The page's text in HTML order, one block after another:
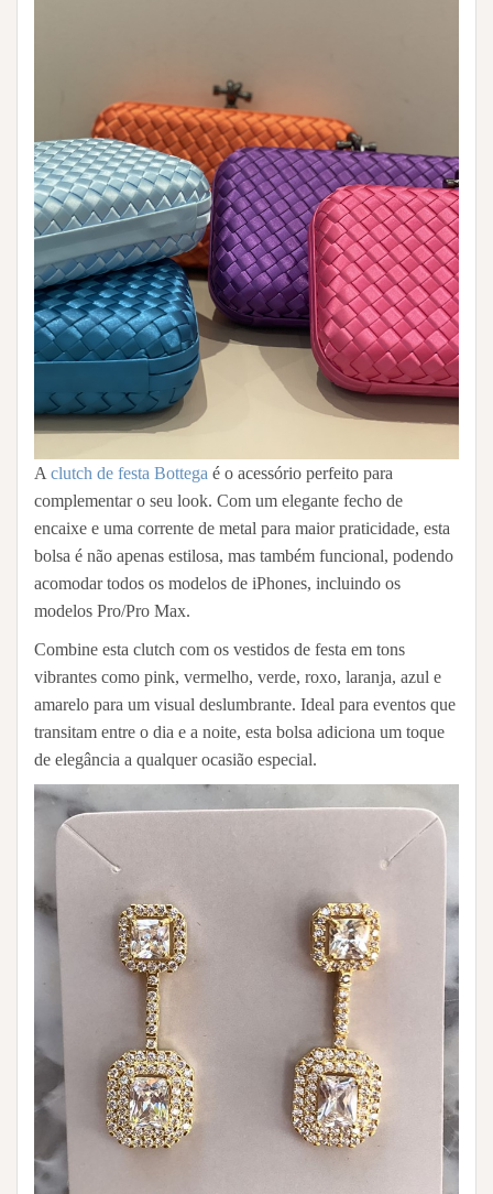
A clutch de festa Bottega é o acessório perfeito para
complementar o seu look. Com um elegante fecho de
encaixe e uma corrente de metal para maior praticidade, esta
bolsa é não apenas estilosa, mas também funcional, podendo
acomodar todos os modelos de iPhones, incluindo os
modelos Pro/Pro Max.
Combine esta clutch com os vestidos de festa em tons
vibrantes como pink, vermelho, verde, roxo, laranja, azul e
amarelo para um visual deslumbrante. Ideal para eventos que
transitam entre o dia e a noite, esta bolsa adiciona um toque
de elegância a qualquer ocasião especial.